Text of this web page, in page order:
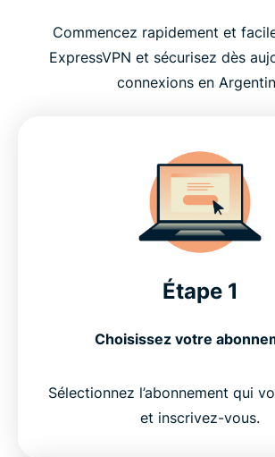
Commencez rapidement et
ExpressVPN et sécurisez dès
connexions en
Étape 1
Choisissez votre
Sélectionnez l’abonnement qui
et inscrivez-vous.